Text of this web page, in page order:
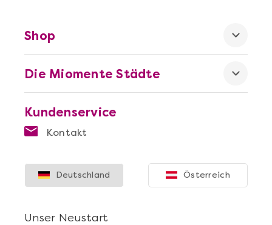
Kundenservice
Kontakt
Die Miomente Städte
Shop
Unser Neustart
Deutschland Österreich